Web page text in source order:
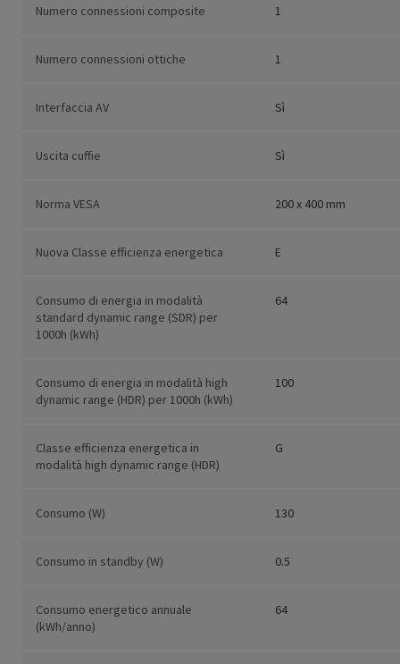
Numero connessioni composite 1
Numero connessioni ottiche 1
Interfaccia AV Sì
Uscita cuffie Sì
Norma VESA 200 x 400 mm
Nuova Classe efficienza energetica E
Consumo di energia in modalità
standard dynamic range (SDR) per
1000h (kWh)
64
Consumo di energia in modalità high
dynamic range (HDR) per 1000h (kWh)
100
Classe efficienza energetica in
modalità high dynamic range (HDR)
G
Consumo (W) 130
Consumo in standby (W) 0.5
Consumo energetico annuale
(kWh/anno)
64